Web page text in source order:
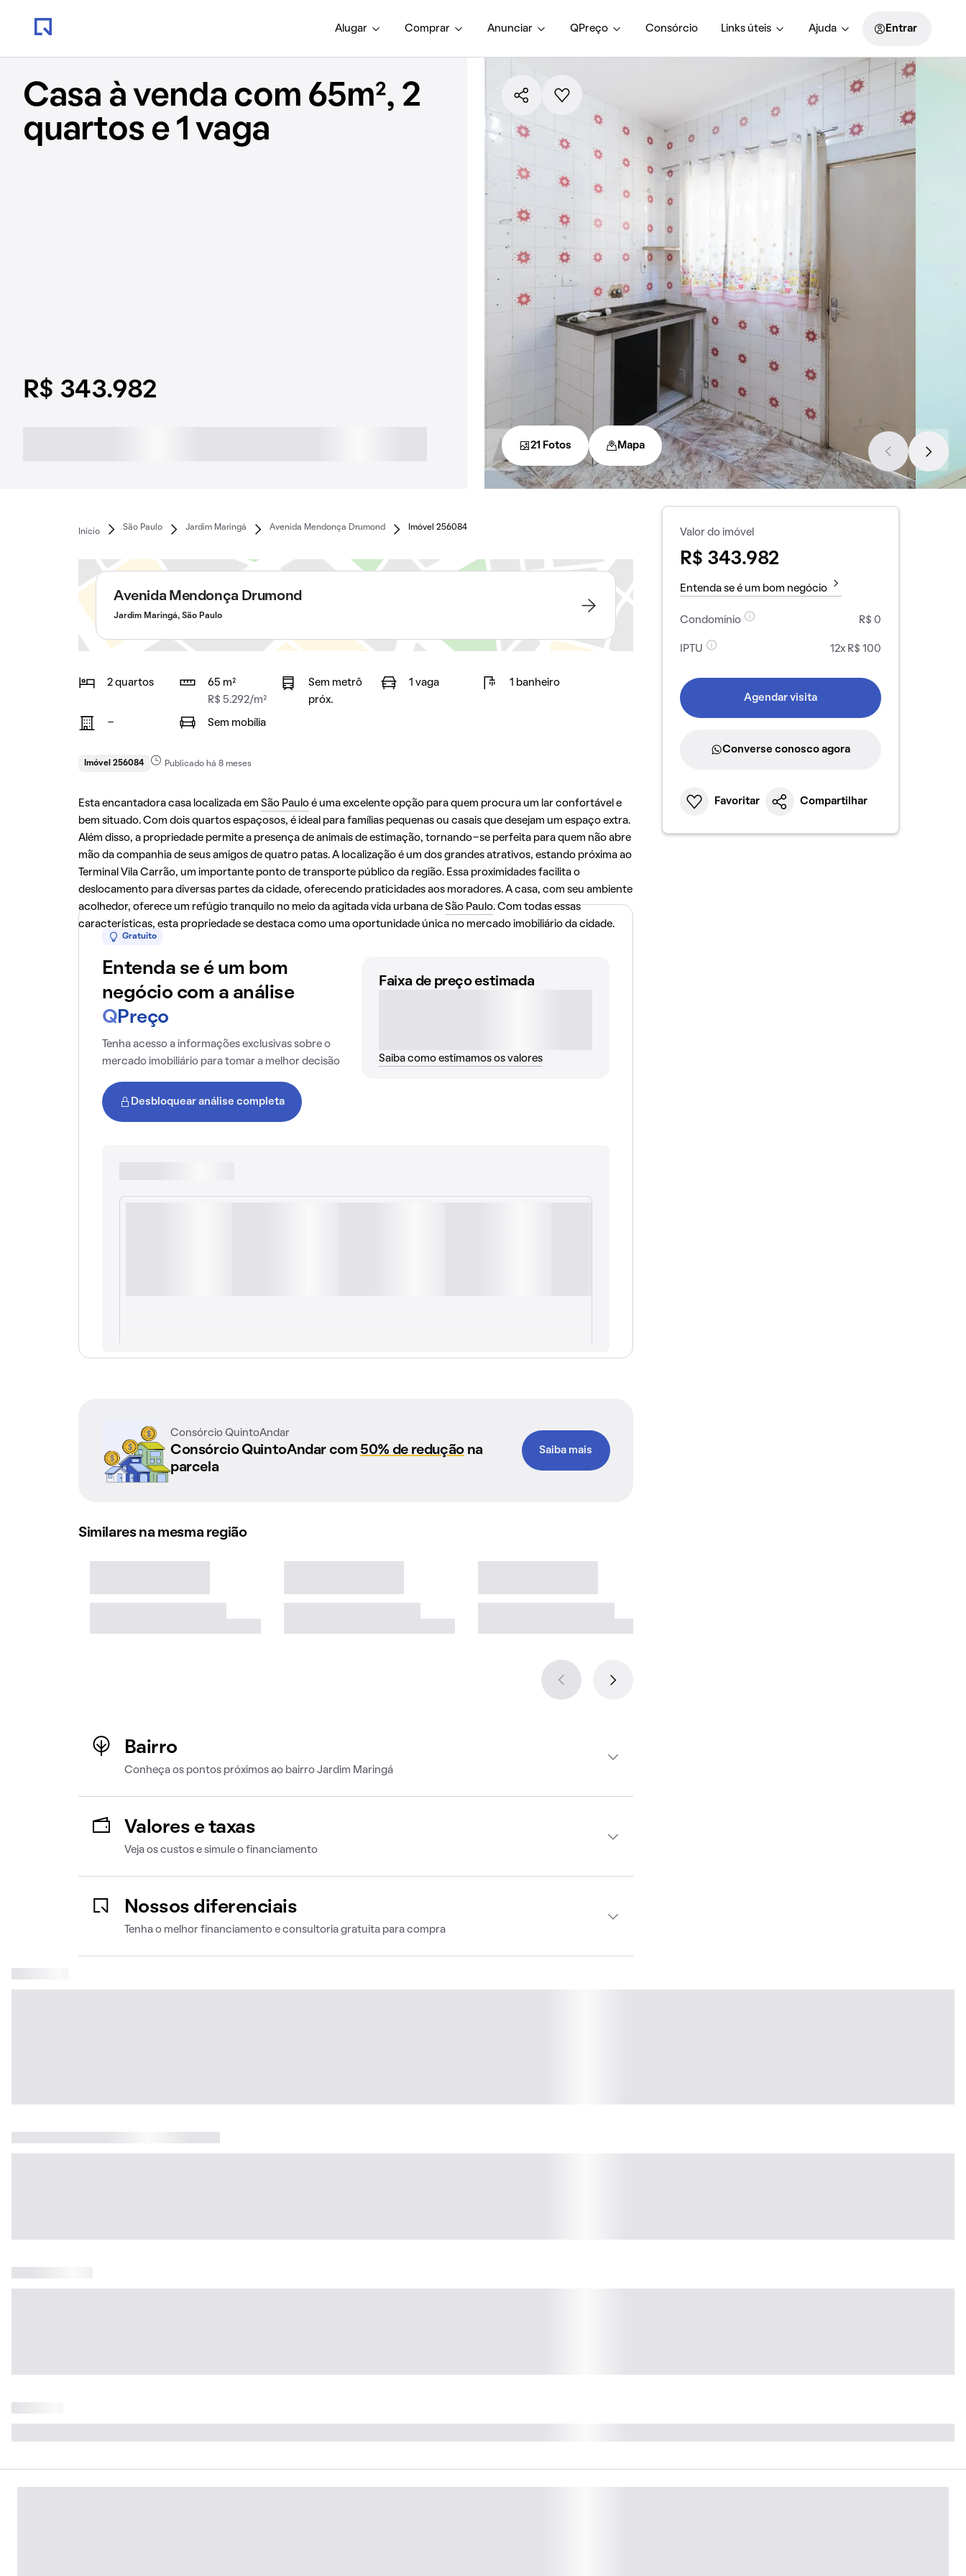
Alugar Comprar Anunciar QPreço Consórcio Links úteis Ajuda Entrar
Casa à venda com 65m², 2
quartos e 1 vaga
R$ 343.982
21 Fotos Mapa
Início
São Paulo Jardim Maringá Avenida Mendonça Drumond Imóvel 256084
Avenida Mendonça Drumond
Jardim Maringá, São Paulo
2 quartos
65 m²
R$ 5.292/m²
Sem metrô
próx.
1 vaga 1 banheiro
- Sem mobília
Imóvel 256084 Publicado há 8 meses
Esta encantadora casa localizada em São Pauloé uma excelente opção para quem procura um lar confortável e
bem situado. Com dois quartos espaçosos, é ideal para famílias pequenas ou casais que desejam um espaço extra.
Além disso, a propriedade permite a presença de animais de estimação, tornando-se perfeita para quem não abre
mão da companhia de seus amigos de quatro patas. A localização é um dos grandes atrativos, estando próxima ao
Terminal Vila Carrão, um importante ponto de transporte público da região. Essa proximidades facilita o
deslocamento para diversas partes da cidade, oferecendo praticidades aos moradores. A casa, com seu ambiente
acolhedor, oferece um refúgio tranquilo no meio da agitada vida urbana deSão Paulo. Com todas essas
características, esta propriedade se destaca como uma oportunidade única no mercado imobiliário da cidade.
Gratuito
Entenda se é um bom
negócio com a análise
Q Preço
Tenha acesso a informações exclusivas sobre o
mercado imobiliário para tomar a melhor decisão
Desbloquear análise completa
Faixa de preço estimada
Saiba como estimamos os valores
Consórcio QuintoAndar
Consórcio QuintoAndar com 50% de reduçãona
parcela
Saiba mais
Similares na mesma região
Bairro
Conheça os pontos próximos ao bairro Jardim Maringá
Valores e taxas
Veja os custos e simule o financiamento
Nossos diferenciais
Tenha o melhor financiamento e consultoria gratuita para compra
Valor do imóvel
R$ 343.982
Entenda se é um bom negócio
Condomínio R$ 0
IPTU 12x R$ 100
Agendar visita
Converse conosco agora
Favoritar Compartilhar